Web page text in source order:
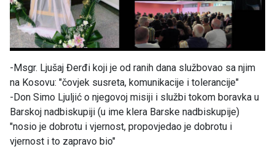
-Msgr. Ljušaj Đerđi koji je od ranih dana službovao sa njim
na Kosovu: "čovjek susreta, komunikacije i tolerancije"
-Don Simo Ljuljić o njegovoj misiji i službi tokom boravka u
Barskoj nadbiskupiji (u ime klera Barske nadbiskupije)
"nosio je dobrotu i vjernost, propovjedao je dobrotu i
vjernost i to zapravo bio"